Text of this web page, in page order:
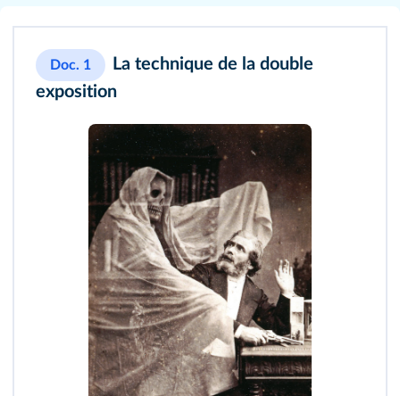
Doc. 1
La technique de la double
exposition